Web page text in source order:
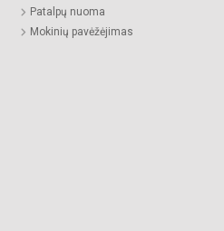
Patalpų nuoma
Mokinių pavėžėjimas